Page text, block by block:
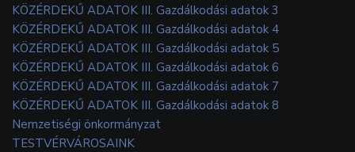
KÖZÉRDEKŰ ADATOK III. Gazdálkodási adatok 3
KÖZÉRDEKŰ ADATOK III. Gazdálkodási adatok 4
KÖZÉRDEKŰ ADATOK III. Gazdálkodási adatok 5
KÖZÉRDEKŰ ADATOK III. Gazdálkodási adatok 6
KÖZÉRDEKŰ ADATOK III. Gazdálkodási adatok 7
KÖZÉRDEKŰ ADATOK III. Gazdálkodási adatok 8
Nemzetiségi önkormányzat
TESTVÉRVÁROSAINK